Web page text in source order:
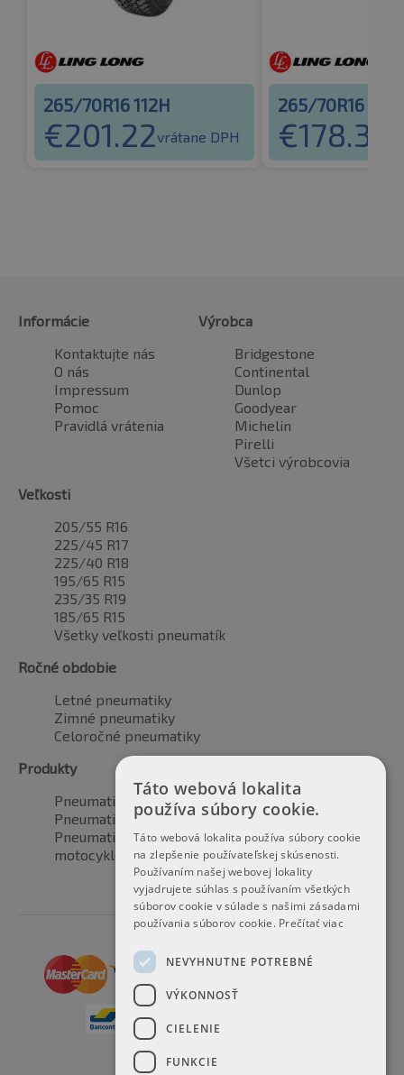
265/70R16 112H
€201.22vrátane DPH
265/70R16 110Q
€178.33
Informácie
Kontaktujte nás
O nás
Impressum
Pomoc
Pravidlá vrátenia
Výrobca
Bridgestone
Continental
Dunlop
Goodyear
Michelin
Pirelli
Všetci výrobcovia
Veľkosti
205/55 R16
225/45 R17
225/40 R18
195/65 R15
235/35 R19
185/65 R15
Všetky veľkosti pneumatík
Ročné obdobie
Letné pneumatiky
Zimné pneumatiky
Celoročné pneumatiky
Produkty
Pneumatiky pre automobily
Pneumatiky pre SUV / 4x4
Pneumatiky pre dodávku
motocyklové pneumatiky
Táto webová lokalita
používa súbory cookie.
Táto webová lokalita používa súbory cookie
na zlepšenie používateľskej skúsenosti.
Používaním našej webovej lokality
vyjadrujete súhlas s používaním všetkých
súborov cookie v súlade s našimi zásadami
používania súborov cookie. Prečítať viac
NEVYHNUTNE POTREBNÉ
VÝKONNOSŤ
CIELENIE
FUNKCIE